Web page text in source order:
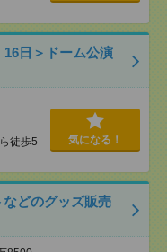
16日＞ドーム公演
徒歩5
気になる！
どのグッズ販売